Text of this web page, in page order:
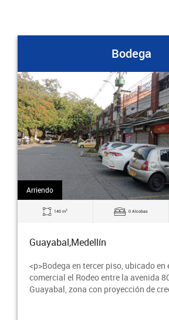
Bodega
Arriendo
130 m 0 Alcobas
Guayabal,Medellín
<p>Bodega en tercer piso, el sector
punto atractivo para el desarrollo
logísticas, de almacenamiento,